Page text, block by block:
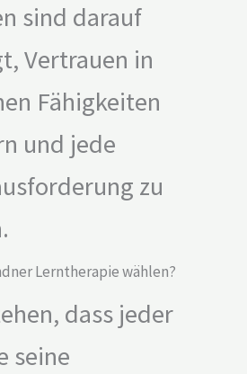
sind darauf
Vertrauen in
Fähigkeiten
und jede
zu
Lerntherapie wählen?
dass jeder
seine